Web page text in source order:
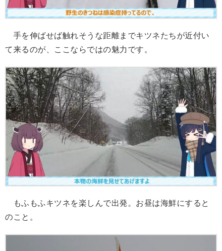
手を伸ばせば触れそうな距離までキツネたちが近付い
て来るのが、ここならではの魅力です。
もふもふキツネを楽しんで出発。お昼は海鮮にすると
のこと。